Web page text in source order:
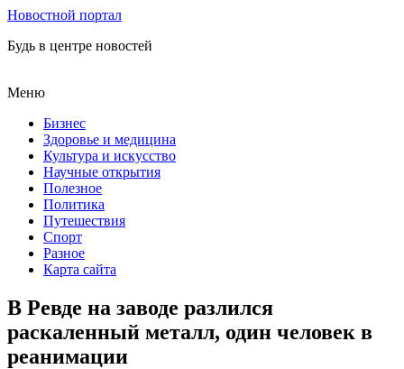
Новостной портал
Будь в центре новостей
Меню
Бизнес
Здоровье и медицина
Культура и искусство
Научные открытия
Полезное
Политика
Путешествия
Спорт
Разное
Карта сайта
В Ревде на заводе разлился
раскаленный металл, один человек в
реанимации